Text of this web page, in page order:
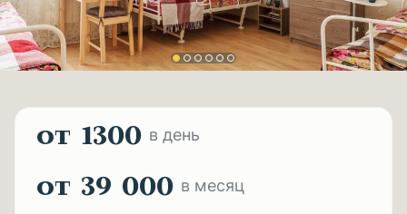
от 1300 в день
от 39 000 в месяц